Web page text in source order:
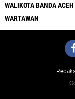
WALIKOTA BANDA ACEH
WARTAWAN